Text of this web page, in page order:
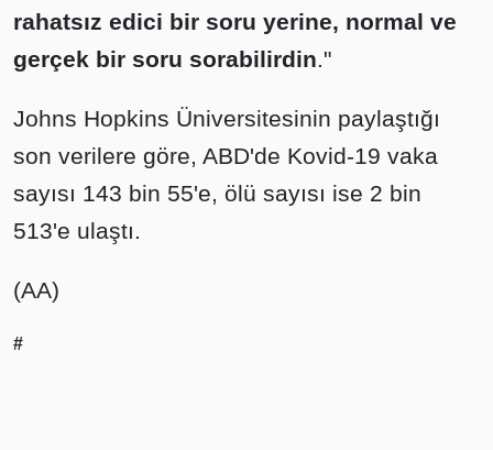
rahatsız edici bir soru yerine, normal ve
gerçek bir soru sorabilirdin."
Johns Hopkins Üniversitesinin paylaştığı
son verilere göre, ABD'de Kovid-19 vaka
sayısı 143 bin 55'e, ölü sayısı ise 2 bin
513'e ulaştı.
(AA)
#